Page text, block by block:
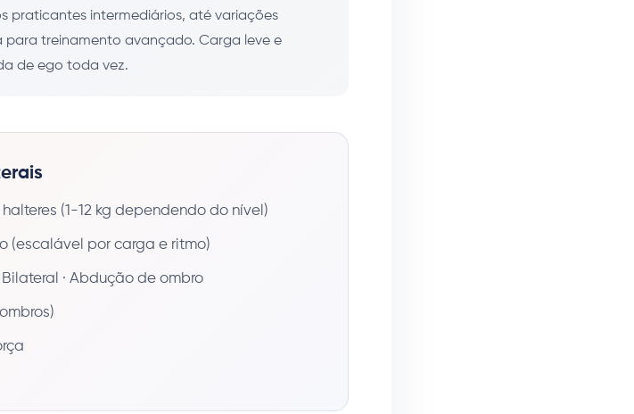
praticantes intermediários, até variações
para treinamento avançado. Carga leve e
de ego toda vez.
halteres (1-12 kg dependendo do nível)
(escalável por carga e ritmo)
Bilateral · Abdução de ombro